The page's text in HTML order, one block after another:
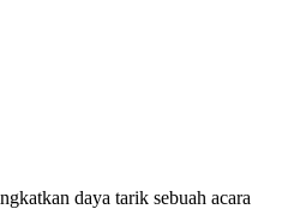
daya tarik sebuah acara